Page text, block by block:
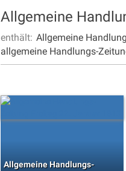
Allgemeine
enthält: Allgemeine
allgemeine Handlungs-
Allgemeine Handlungs-